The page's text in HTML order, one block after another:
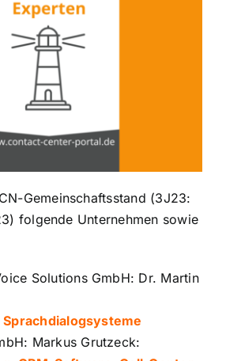
Gemeinschaftsstand (3J23:
folgende Unternehmen sowie
Solutions GmbH: Dr. Martin
Markus Grutzeck: